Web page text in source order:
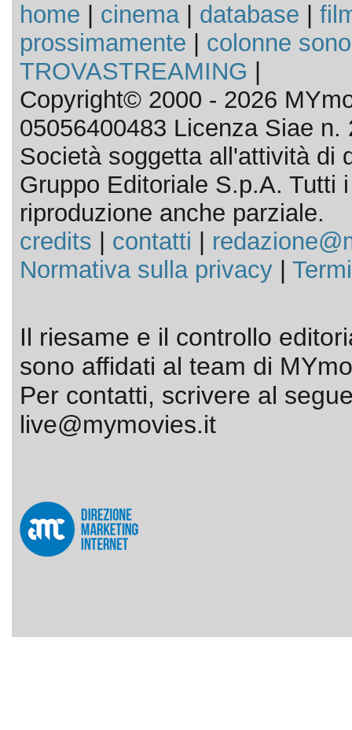
home cinema| database
prossimamente
colonne
TROVASTREAMING
Copyright© 2000 - 2026
05056400483 Licenza Siae n.
Società soggetta all'attività di
Gruppo Editoriale S.p.A. Tutti
riproduzione anche parziale.
credits
contatti
Normativa sulla privacy|
Il riesame e il controllo
sono affidati al team di
Per contatti, scrivere al
live@mymovies.it